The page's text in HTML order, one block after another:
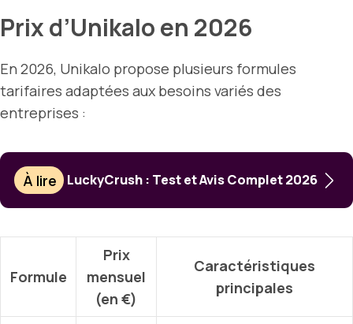
Prix d’Unikalo en 2026
En 2026, Unikalo propose plusieurs formules
tarifaires adaptées aux besoins variés des
entreprises :
À lire LuckyCrush : Test et Avis Complet 2026
Formule
Prix
mensuel
(en €)
Caractéristiques
principales